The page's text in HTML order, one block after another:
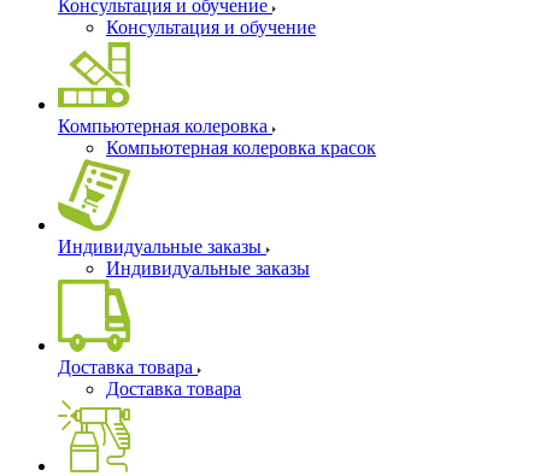
Консультация и обучение
Консультация и обучение
Компьютерная колеровка
Компьютерная колеровка красок
Индивидуальные заказы
Индивидуальные заказы
Доставка товара
Доставка товара